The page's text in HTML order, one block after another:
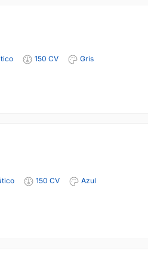
150 CV
Gris
150 CV
Azul